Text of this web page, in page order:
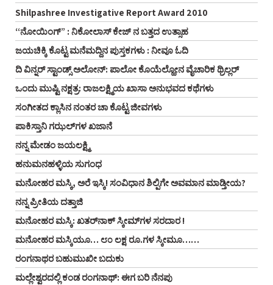
Shilpashree Investigative Report Award 2010
“ನೋಯಿಂಗ್” : ನಿಕೋಲಾಸ್ ಕೇಜ್ ನ ಬತ್ತದ ಉತ್ಸಾಹ
ಜಯಚಿಕ್ಕಿ ಕೊಟ್ಟ ಮನೆಮದ್ದಿನ ಪುಸ್ತಕಗಳು : ನೀವೂ ಓದಿ
ದಿ ವಿನ್ನರ್ ಸ್ಟಾಂಡ್ಸ್ ಅಲೋನ್: ಪಾಲೋ ಕೊಯೆಲ್ಹೋನ ವೈಚಾರಿಕ ಥ್ರಿಲ್ಲರ್
ಒಂದು ಮುಷ್ಟಿ ನಕ್ಷತ್ರ: ರಾಜಲಕ್ಷ್ಮಿಯ ಖಾಸಾ ಅನುಭವದ ಕಥೆಗಳು
ಸಂಗೀತದ ಕ್ಲಾಸಿನ ನಂತರ ಚಾ ಕೊಟ್ಟ ಜೀವಗಳು
ಪಾಕಿಸ್ತಾನಿ ಗಝಲ್‌ಗಳ ಖಜಾನೆ
ನನ್ನ ಮೇಡಂ ಜಯಲಕ್ಷ್ಮಿ
ಹನುಮನಹಳ್ಳಿಯ ಸುಗಂಧ
ಮನೋಹರ ಮಸ್ಕಿ, ಅರೆ ಇಸ್ಕಿ! ಸಂವಿಧಾನ ಶಿಲ್ಪಿಗೇ ಅವಮಾನ ಮಾಡ್ತೀಯ?
ನನ್ನ ಪ್ರೀತಿಯ ದತ್ತಾಜಿ
ಮನೋಹರ ಮಸ್ಕಿ: ಖತರ್‌ನಾಕ್ ಸ್ಕೀಮ್‌ಗಳ ಸರದಾರ !
ಮನೋಹರ ಮಸ್ಕಿಯೂ… ೮೦ ಲಕ್ಷ ರೂ.ಗಳ ಸ್ಕೀಮೂ……
ರಂಗನಾಥರ ಬಹುಮುಖೀ ಬದುಕು
ಮಲ್ಲೇಶ್ವರದಲ್ಲಿ ಕಂಡ ರಂಗನಾಥ್: ಈಗ ಬರಿ ನೆನಪು